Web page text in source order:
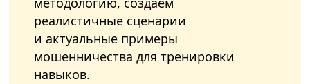
реалистичные сценарии
и актуальные примеры
мошенничества для тренировки
навыков.